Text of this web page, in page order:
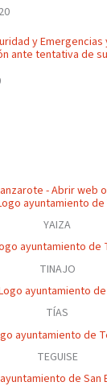
y Emergencias
ante tentativa de
YAIZA
TINAJO
TÍAS
TEGUISE